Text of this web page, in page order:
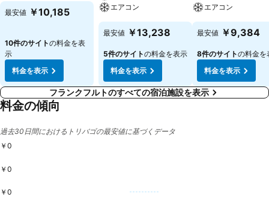
最安値 ￥10,185
10件のサイトの料金を表
示
料金を表示
エアコン
最安値 ￥13,238
5件のサイトの料金を表示
料金を表示
エアコン
最安値 ￥9,384
8件のサイトの料金を
料金を表示
フランクフルトのすべての宿泊施設を表示
料金の傾向
過去30日間におけるトリバゴの最安値に基づくデータ
￥0
￥0
￥0